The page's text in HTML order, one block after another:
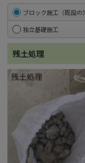
ブロック施工（既設の
独立基礎施工
残土処理